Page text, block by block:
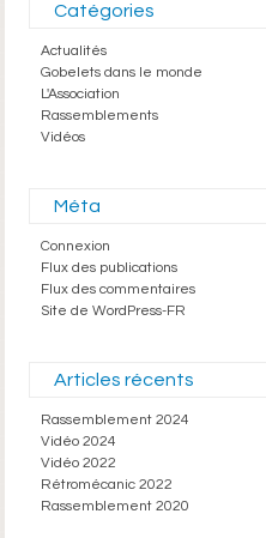
Catégories
Actualités
Gobelets dans le monde
L'Association
Rassemblements
Vidéos
Méta
Connexion
Flux des publications
Flux des commentaires
Site de WordPress-FR
Articles récents
Rassemblement 2024
Vidéo 2024
Vidéo 2022
Rétromécanic 2022
Rassemblement 2020